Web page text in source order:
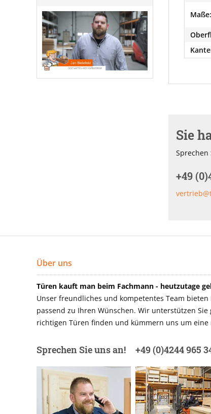
Maße:
Sie
Sprechen
+49
Über uns
Türen kauft man beim Fachmann - heutzutage
Unser freundliches und kompetentes Team
passend zu Ihren Wünschen. Wir unterstützen
richtigen Türen finden und kümmern uns um eine
Sprechen Sie uns an! +49 (0)4244 965